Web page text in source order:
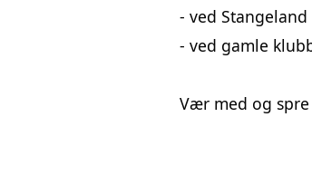
- ved
- ved gamle
Vær med og